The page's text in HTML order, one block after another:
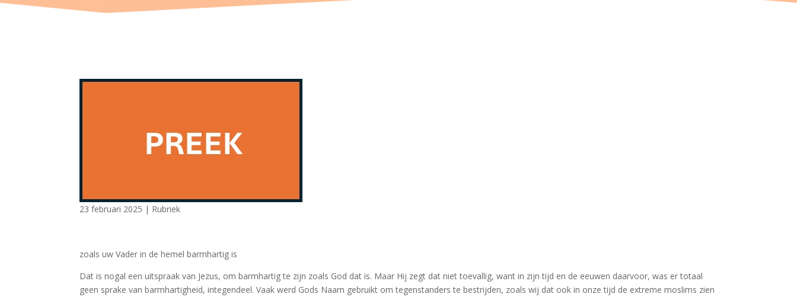
23 februari 2025 | Rubriek
zoals uw Vader in de hemel barmhartig is
Dat is nogal een uitspraak van Jezus, om barmhartig te zijn zoals God dat is. Maar Hij zegt dat niet toevallig, want in zijn tijd en de eeuwen daarvoor, was er totaal
geen sprake van barmhartigheid, integendeel. Vaak werd Gods Naam gebruikt om tegenstanders te bestrijden, zoals wij dat ook in onze tijd de extreme moslims zien